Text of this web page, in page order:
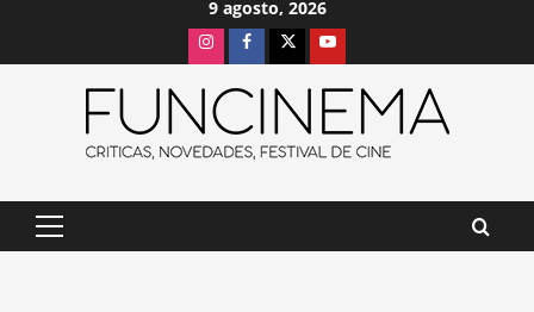
9 agosto, 2026
InstagramFacebook
X Youtube
Menú